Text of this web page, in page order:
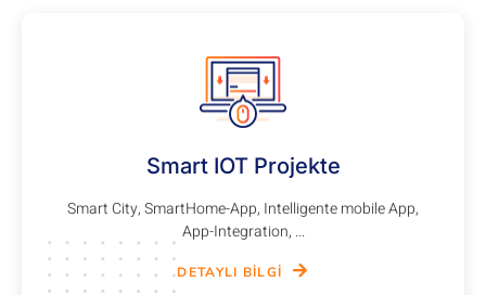
Smart IOT Projekte
Smart City, SmartHome-App, Intelligente mobile App,
App-Integration, ...
DETAYLI BILGI